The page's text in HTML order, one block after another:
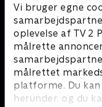
Vi bruger egne
oplevelse af TV 2
målrette
målrettet
platforme. Du
herunder, og du
BH90210